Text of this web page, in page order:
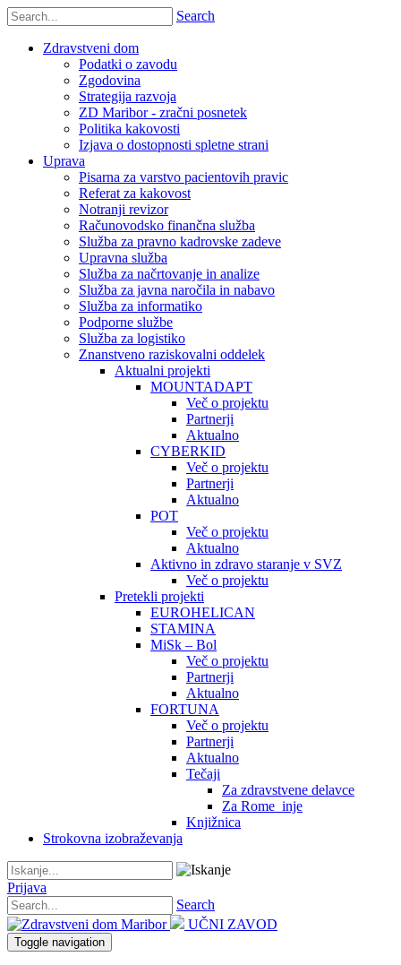
Search
Zdravstveni dom
Podatki o zavodu
Zgodovina
Strategija razvoja
ZD Maribor - zračni posnetek
Politika kakovosti
Izjava o dostopnosti spletne strani
Uprava
Pisarna za varstvo pacientovih pravic
Referat za kakovost
Notranji revizor
Računovodsko finančna služba
Služba za pravno kadrovske zadeve
Upravna služba
Služba za načrtovanje in analize
Služba za javna naročila in nabavo
Služba za informatiko
Podporne službe
Služba za logistiko
Znanstveno raziskovalni oddelek
Aktualni projekti
MOUNTADAPT
Več o projektu
Partnerji
Aktualno
CYBERKID
Več o projektu
Partnerji
Aktualno
POT
Več o projektu
Aktualno
Aktivno in zdravo staranje v SVZ
Več o projektu
Pretekli projekti
EUROHELICAN
STAMINA
MiSk – Bol
Več o projektu
Partnerji
Aktualno
FORTUNA
Več o projektu
Partnerji
Aktualno
Tečaji
Za zdravstvene delavce
Za Rome_inje
Knjižnica
Strokovna izobraževanja
Prijava
Search
UČNI ZAVOD
Toggle navigation